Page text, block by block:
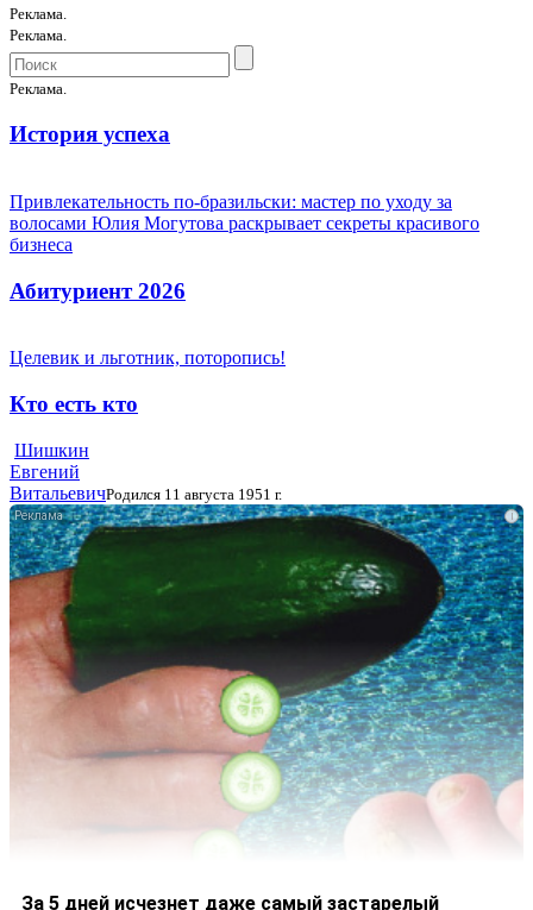
Реклама.
Реклама.
Реклама.
История успеха
Привлекательность по-бразильски: мастер по уходу за
волосами Юлия Могутова раскрывает секреты красивого
бизнеса
Абитуриент 2026
Целевик и льготник, поторопись!
Кто есть кто
Шишкин
Евгений
ВитальевичРодился 11 августа 1951 г.
i
За 5 дней исчезнет даже самый застарелый